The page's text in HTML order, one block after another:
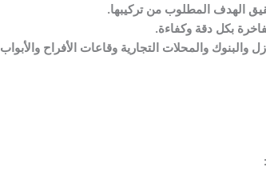
الهدف المطلوب من تركيبها.
بكل دقة وكفاءة.
والمحلات التجارية وقاعات الأفراح والأبواب